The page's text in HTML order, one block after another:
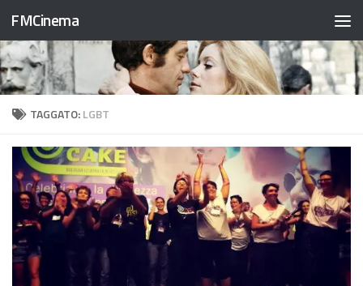
Salta al contenuto
FMCinema
TAGGATO:LGBT